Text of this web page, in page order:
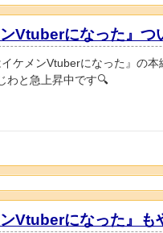
ンVtuberになった』つ
ケメンVtuberになった』の
わと急上昇中です🔍
ンVtuberになった』も